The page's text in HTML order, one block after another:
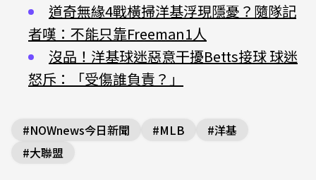
道奇無緣4戰橫掃洋基浮現隱憂？隨隊記
者嘆：不能只靠Freeman1人
沒品！洋基球迷惡意干擾Betts接球 球迷
怒斥：「受傷誰負責？」
#NOWnews今日新聞 #MLB #洋基
#大聯盟